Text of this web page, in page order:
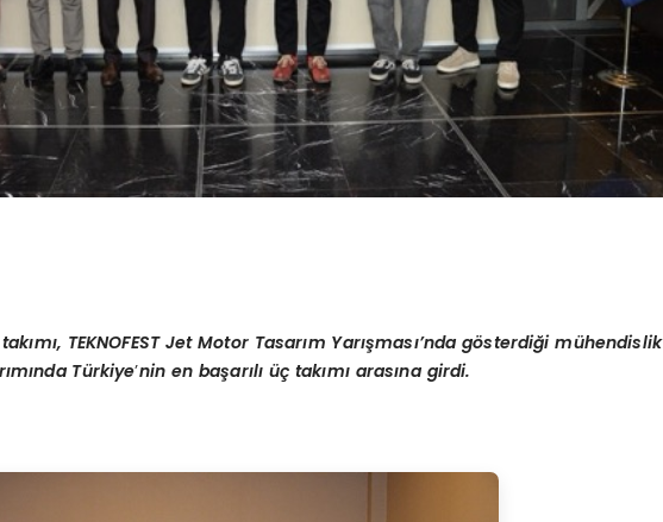
TEKNOFEST Jet Motor Tasarım Yarışması’nda gösterdiği mühendislik
Türkiye’nin en başarılı üç takımı arasına girdi.